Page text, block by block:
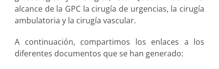
alcance de la GPC la cirugía de urgencias, la cirugía
ambulatoria y la cirugía vascular.
A continuación, compartimos los enlaces a los
diferentes documentos que se han generado: